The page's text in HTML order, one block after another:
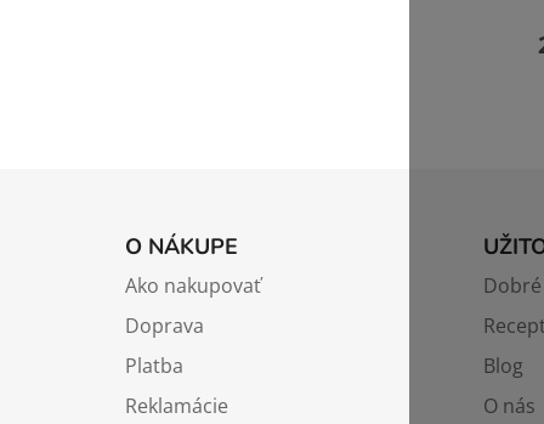
O NÁKUPE
Ako nakupovať
Doprava
Platba
Reklamácie
Blog
O nás